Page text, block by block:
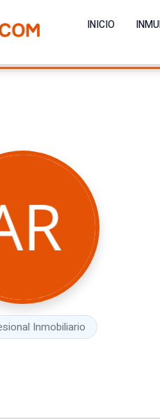
INICIO
Inmobiliario